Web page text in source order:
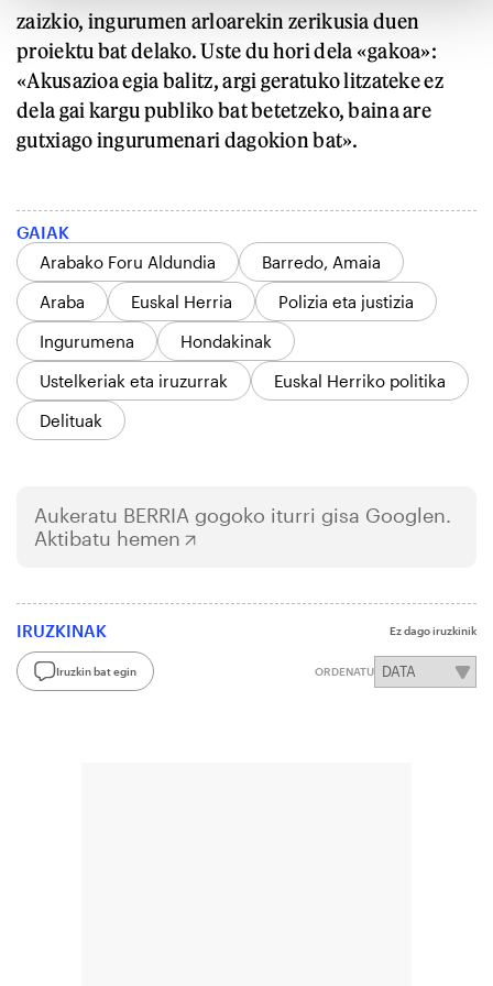
zaizkio, ingurumen arloarekin zerikusia duen
proiektu bat delako. Uste du hori dela «gakoa»:
«Akusazioa egia balitz, argi geratuko litzateke ez
dela gai kargu publiko bat betetzeko, baina are
gutxiago ingurumenari dagokion bat».
GAIAK
Arabako Foru Aldundia
Barredo, Amaia
Araba
Euskal Herria
Polizia eta justizia
Ingurumena
Hondakinak
Ustelkeriak eta iruzurrak
Euskal Herriko politika
Delituak
Aukeratu BERRIA gogoko iturri gisa Googlen.
Aktibatu hemen
IRUZKINAK Ez dago iruzkinik
Iruzkin bat egin ORDENATU